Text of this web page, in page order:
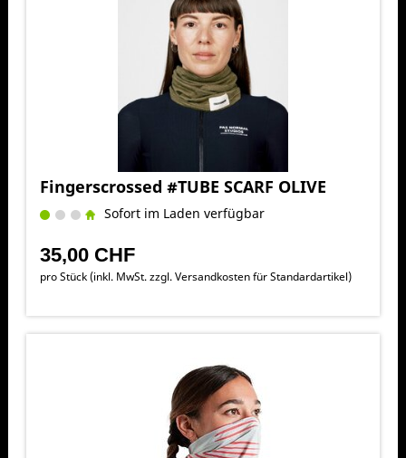
Fingerscrossed #TUBE SCARF OLIVE
Sofort im Laden verfügbar
35,00 CHF
pro Stück (inkl. MwSt. zzgl.Versandkosten für Standardartikel)